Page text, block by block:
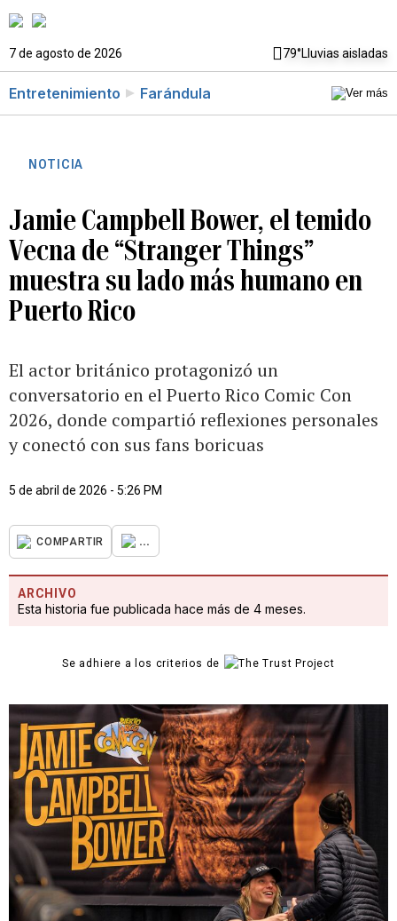
7 de agosto de 2026 79°Lluvias aisladas
Entretenimiento Farándula
NOTICIA
Jamie Campbell Bower, el temido
Vecna de “Stranger Things”
muestra su lado más humano en
Puerto Rico
El actor británico protagonizó un
conversatorio en el Puerto Rico Comic Con
2026, donde compartió reflexiones personales
y conectó con sus fans boricuas
5 de abril de 2026 - 5:26 PM
COMPARTIR ...
ARCHIVO
Esta historia fue publicada hace más de 4 meses.
Se adhiere a los criterios de